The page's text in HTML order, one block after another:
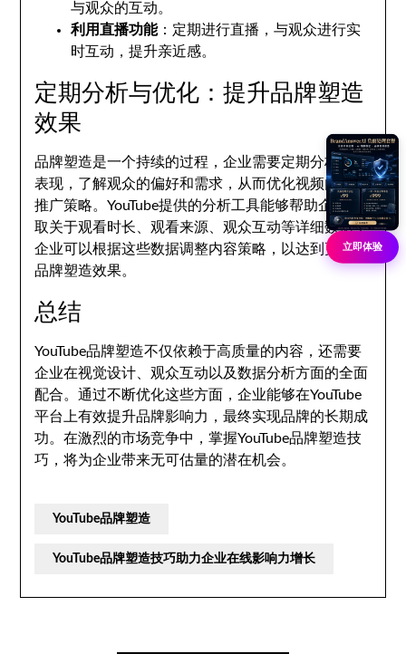
与观众的互动。
利用直播功能：定期进行直播，与观众进行实
时互动，提升亲近感。
定期分析与优化：提升品牌塑造
效果
品牌塑造是一个持续的过程，企业需要定期分析视频
表现，了解观众的偏好和需求，从而优化视频内容和
推广策略。YouTube提供的分析工具能够帮助企业获
取关于观看时长、观看来源、观众互动等详细数据，
企业可以根据这些数据调整内容策略，以达到更好的
品牌塑造效果。
总结
YouTube品牌塑造不仅依赖于高质量的内容，还需要
企业在视觉设计、观众互动以及数据分析方面的全面
配合。通过不断优化这些方面，企业能够在YouTube
平台上有效提升品牌影响力，最终实现品牌的长期成
功。在激烈的市场竞争中，掌握YouTube品牌塑造技
巧，将为企业带来无可估量的潜在机会。
YouTube品牌塑造
YouTube品牌塑造技巧助力企业在线影响力增长
立即体验